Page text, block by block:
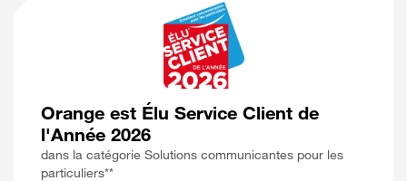
Orange est Élu Service Client de
l'Année 2026
dans la catégorie Solutions communicantes pour les
particuliers**